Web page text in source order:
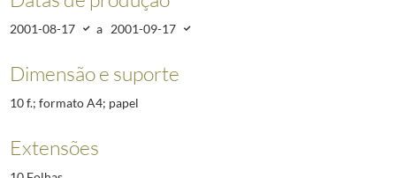
2001-08-17 a 2001-09-17
Dimensão e suporte
10 f.; formato A4; papel
Extensões